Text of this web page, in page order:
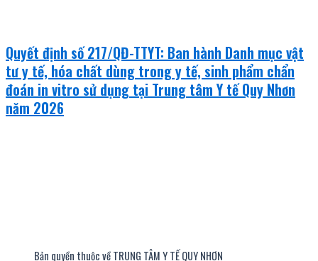
Quyết định số 217/QĐ-TTYT: Ban hành Danh mục vật
tư y tế, hóa chất dùng trong y tế, sinh phẩm chẩn
đoán in vitro sử dụng tại Trung tâm Y tế Quy Nhơn
năm 2026
Bản quyền thuộc về TRUNG TÂM Y TẾ QUY NHƠN